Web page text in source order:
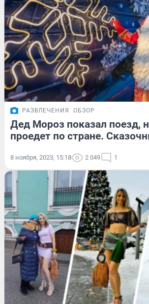
РАЗВЛЕЧЕНИЯ ОБЗОР
Дед Мороз показал поезд,
проедет по стране.
8 ноября, 2023, 15:18 2 049 1